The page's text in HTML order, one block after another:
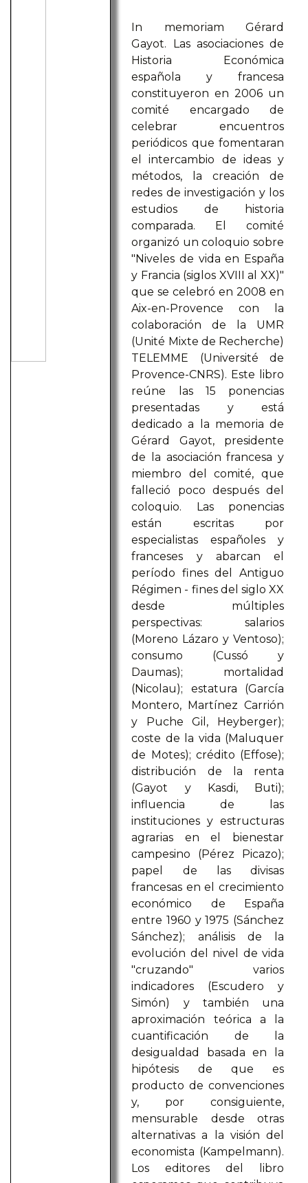
In memoriam Gérard
Gayot. Las asociaciones de
Historia Económica
española y francesa
constituyeron en 2006 un
comité encargado de
celebrar encuentros
periódicos que fomentaran
el intercambio de ideas y
métodos, la creación de
redes de investigación y los
estudios de historia
comparada. El comité
organizó un coloquio sobre
"Niveles de vida en España
y Francia (siglos XVIII al XX)"
que se celebró en 2008 en
Aix-en-Provence con la
colaboración de la UMR
(Unité Mixte de Recherche)
TELEMME (Université de
Provence-CNRS). Este libro
reúne las 15 ponencias
presentadas y está
dedicado a la memoria de
Gérard Gayot, presidente
de la asociación francesa y
miembro del comité, que
falleció poco después del
coloquio. Las ponencias
están escritas por
especialistas españoles y
franceses y abarcan el
período fines del Antiguo
Régimen - fines del siglo XX
desde múltiples
perspectivas: salarios
(Moreno Lázaro y Ventoso);
consumo (Cussó y
Daumas); mortalidad
(Nicolau); estatura (García
Montero, Martínez Carrión
y Puche Gil, Heyberger);
coste de la vida (Maluquer
de Motes); crédito (Effose);
distribución de la renta
(Gayot y Kasdi, Buti);
influencia de las
instituciones y estructuras
agrarias en el bienestar
campesino (Pérez Picazo);
papel de las divisas
francesas en el crecimiento
económico de España
entre 1960 y 1975 (Sánchez
Sánchez); análisis de la
evolución del nivel de vida
"cruzando" varios
indicadores (Escudero y
Simón) y también una
aproximación teórica a la
cuantificación de la
desigualdad basada en la
hipótesis de que es
producto de convenciones
y, por consiguiente,
mensurable desde otras
alternativas a la visión del
economista (Kampelmann).
Los editores del libro